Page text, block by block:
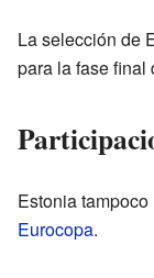
La selección de
para la fase final
Estonia
Eurocopa.